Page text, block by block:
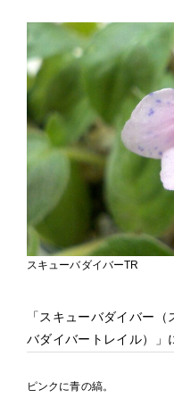
スキューバダイバーTR
「スキューバダイバー
バダイバートレイル）」
ピンクに青の縞。